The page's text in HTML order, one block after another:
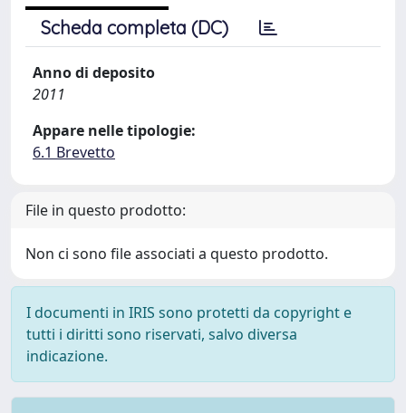
Scheda completa (DC)
Anno di deposito
2011
Appare nelle tipologie:
6.1 Brevetto
File in questo prodotto:
Non ci sono file associati a questo prodotto.
I documenti in IRIS sono protetti da copyright e
tutti i diritti sono riservati, salvo diversa
indicazione.